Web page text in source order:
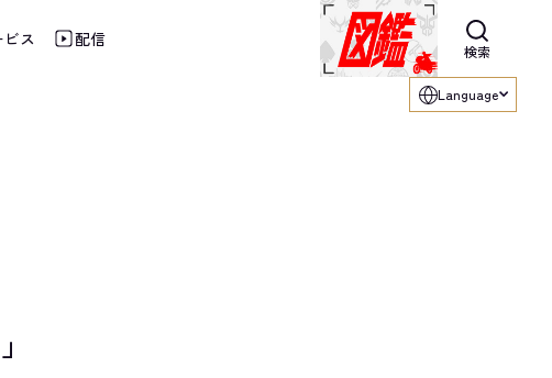
ビス 配信
検索
能をご利用ください。
Language